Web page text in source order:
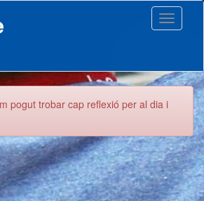
Toggle
pogut trobar cap reflexió per al dia i